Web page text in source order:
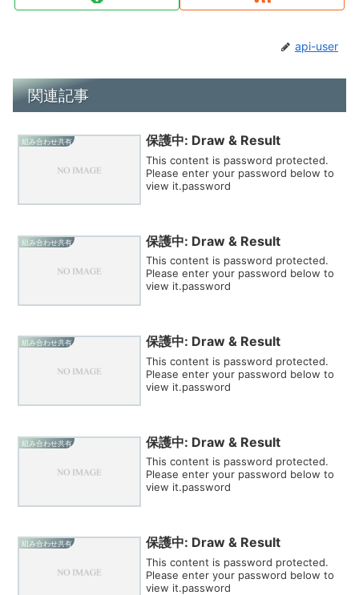
api-user
関連記事
組み合わせ共有 保護中: Draw & Result
This content is password protected.
Please enter your password below to
view it.password
組み合わせ共有 保護中: Draw & Result
This content is password protected.
Please enter your password below to
view it.password
組み合わせ共有 保護中: Draw & Result
This content is password protected.
Please enter your password below to
view it.password
組み合わせ共有 保護中: Draw & Result
This content is password protected.
Please enter your password below to
view it.password
組み合わせ共有 保護中: Draw & Result
This content is password protected.
Please enter your password below to
view it.password